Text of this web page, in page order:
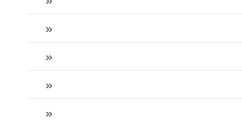
»
»
»
»